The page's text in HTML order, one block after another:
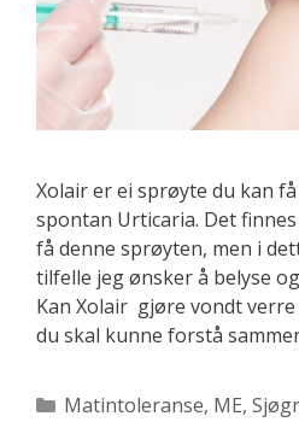
Xolair er ei sprøyte du kan
spontan Urticaria. Det
få denne sprøyten, men i
tilfelle jeg ønsker å belyse
Kan Xolair gjøre vondt verre
du skal kunne forstå
Kategorier
Matintoleranse, ME,